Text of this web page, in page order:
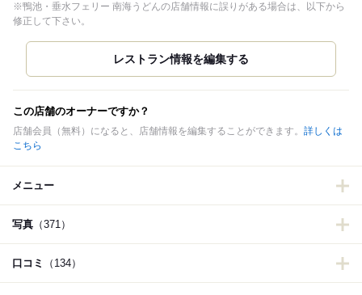
※鴨池・垂水フェリー 南海うどんの店舗情報に誤りがある場合は、以下から
修正して下さい。
この店舗のオーナーですか？
店舗会員（無料）になると、店舗情報を編集することができます。 詳しくは
こちら
メニュー
写真 （371）
口コミ （134）